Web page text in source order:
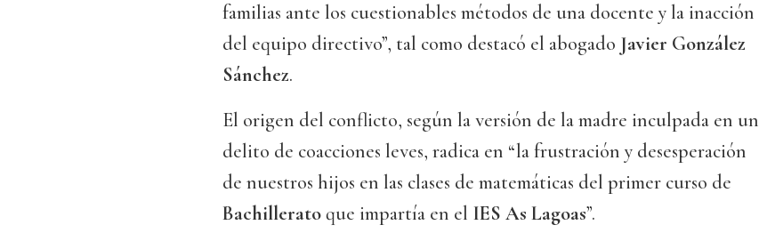
familias ante los cuestionables métodos de una docente y la inacción
del equipo directivo”, tal como destacó el abogado Javier González
Sánchez.
El origen del conflicto, según la versión de la madre inculpada en un
delito de coacciones leves, radica en “la frustración y desesperación
de nuestros hijos en las clases de matemáticas del primer curso de
Bachilleratoque impartía en el IES As Lagoas”.